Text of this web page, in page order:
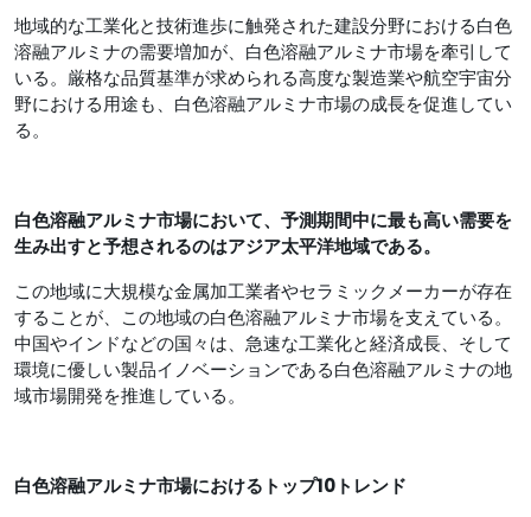
地域的な工業化と技術進歩に触発された建設分野における白色
溶融アルミナの需要増加が、白色溶融アルミナ市場を牽引して
いる。厳格な品質基準が求められる高度な製造業や航空宇宙分
野における用途も、白色溶融アルミナ市場の成長を促進してい
る。
白色溶融アルミナ市場において、予測期間中に最も高い需要を
生み出すと予想されるのはアジア太平洋地域である。
この地域に大規模な金属加工業者やセラミックメーカーが存在
することが、この地域の白色溶融アルミナ市場を支えている。
中国やインドなどの国々は、急速な工業化と経済成長、そして
環境に優しい製品イノベーションである白色溶融アルミナの地
域市場開発を推進している。
白色溶融アルミナ市場におけるトップ10トレンド